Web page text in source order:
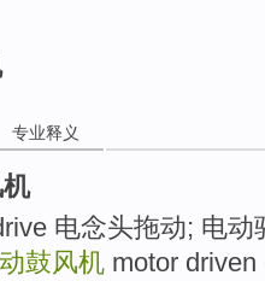
专业释义
电念头拖动; 电
鼓风机 motor